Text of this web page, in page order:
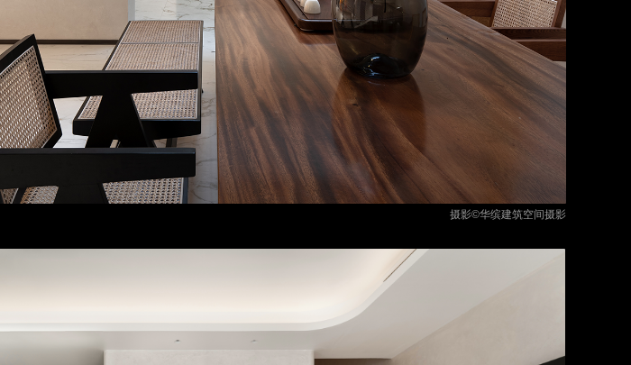
摄影©华缤建筑空间摄影